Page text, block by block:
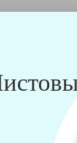
от 24 до 40
проверку в
наши клинеры